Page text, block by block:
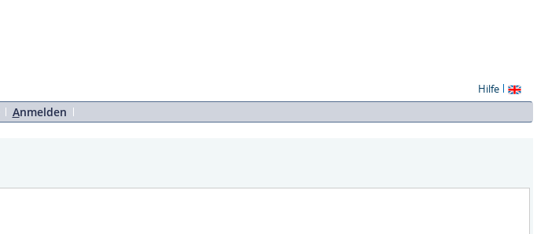
Hilfe
Anmelden